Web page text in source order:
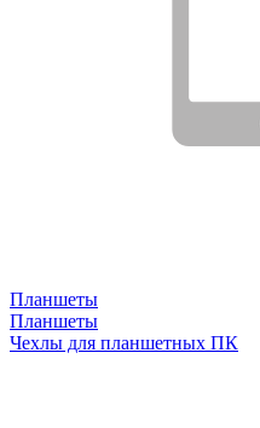
Планшеты
Планшеты
Чехлы для планшетных ПК